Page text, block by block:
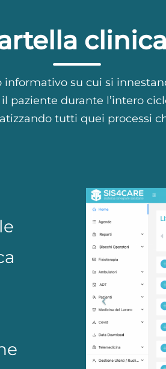
su cui si
paziente durante l’intero
tutti quei processi